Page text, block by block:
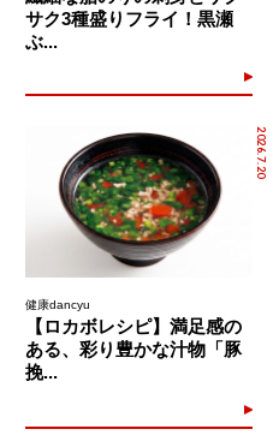
サク3種盛りフライ！黒瀬
ぶ...
2026.7.20
健康dancyu
【ロカボレシピ】満足感の
ある、彩り豊かな汁物「豚
挽...